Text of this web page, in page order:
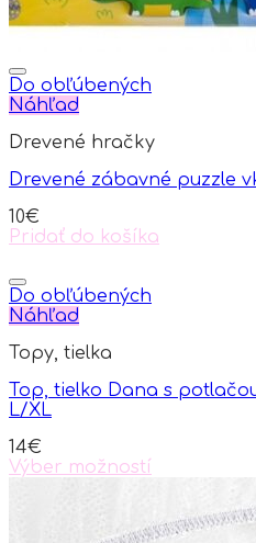
Do obľúbených
Náhľad
Drevené hračky
Drevené zábavné puzzle
10€
Pridať do košíka
Do obľúbených
Náhľad
Topy, tielka
Top, tielko Dana s
L/XL
14€
Výber možností